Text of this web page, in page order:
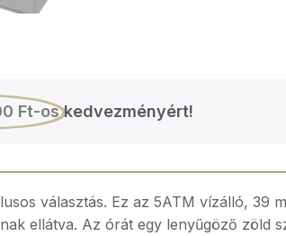
Ft-os kedvezményért!
választás. Ez az 5ATM vízálló, 39
ellátva. Az órát egy lenyűgöző zöld